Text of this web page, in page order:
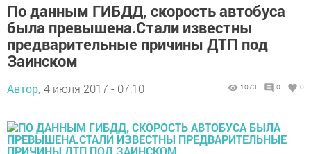
По данным ГИБДД, скорость автобуса
была превышена.Стали известны
предварительные причины ДТП под
Заинском
Автор, 4 июля 2017 - 07:10 1073 0 0